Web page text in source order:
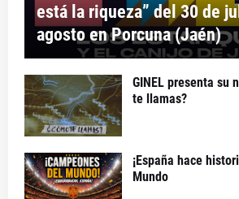
está la riqueza” del 30 de
agosto en Porcuna (Jaén)
GINEL presenta su
te llamas?
¡España hace
Mundo